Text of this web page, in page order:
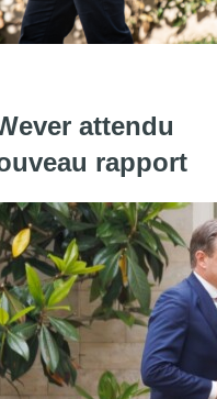
fédérale: les
attendu
rapport